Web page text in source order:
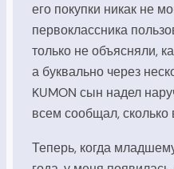
его покупки никак не
первоклассника
только не объясняли,
а буквально через
KUMON сын надел
всем сообщал, сколько
Теперь, когда